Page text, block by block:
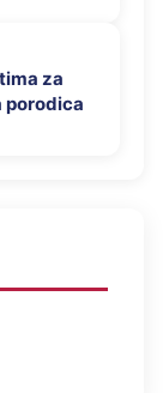
za
porodica